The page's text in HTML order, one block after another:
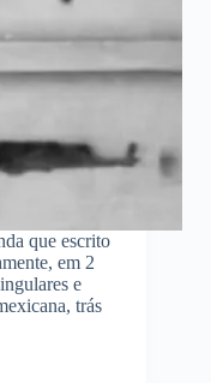
que escrito
em 2
e
trás